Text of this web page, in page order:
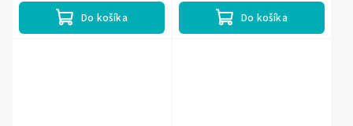
Do košíka Do košíka